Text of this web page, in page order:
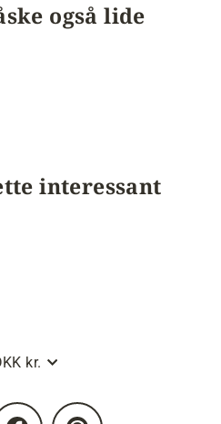
også lide
interessant
kr.